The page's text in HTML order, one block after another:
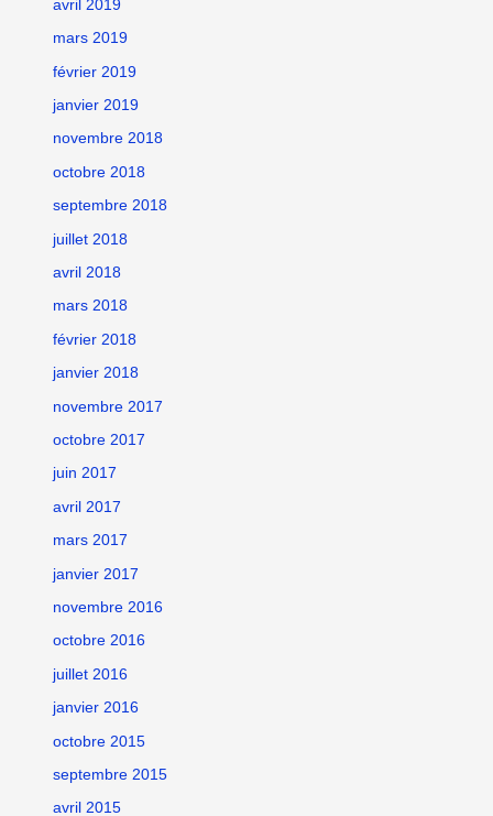
avril 2019
mars 2019
février 2019
janvier 2019
novembre 2018
octobre 2018
septembre 2018
juillet 2018
avril 2018
mars 2018
février 2018
janvier 2018
novembre 2017
octobre 2017
juin 2017
avril 2017
mars 2017
janvier 2017
novembre 2016
octobre 2016
juillet 2016
janvier 2016
octobre 2015
septembre 2015
avril 2015